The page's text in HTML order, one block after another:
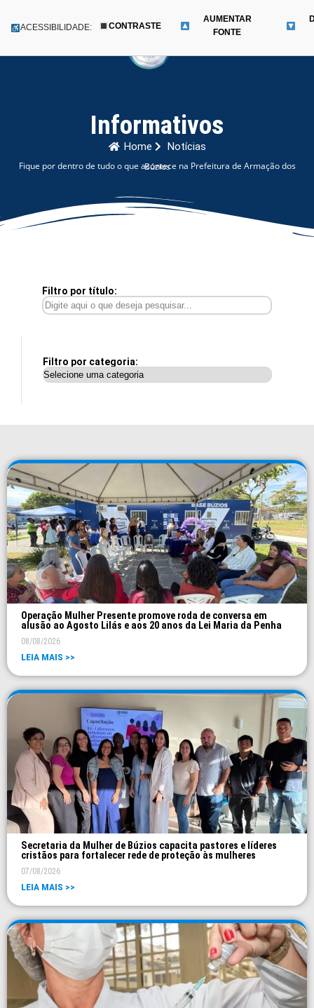
para
Menu
ACESSIBILIDADE: CONTRASTE
AUMENTAR
FONTE
Informativos
Home Notícias
Fique por dentro de tudo o que acontece na Prefeitura de Armação dos Búzios
Filtro por título:
Filtro por categoria:
Operação Mulher Presente promove roda de conversa em
alusão ao Agosto Lilás e aos 20 anos da Lei Maria da Penha
08/08/2026
LEIA MAIS >>
Secretaria da Mulher de Búzios capacita pastores e líderes
cristãos para fortalecer rede de proteção às mulheres
07/08/2026
LEIA MAIS >>